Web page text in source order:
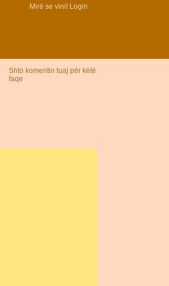
Mirë se vini! Login
Shto komentin tuaj për këtë
faqe